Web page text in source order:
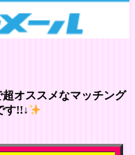
オススメなマッチング
す!!↓